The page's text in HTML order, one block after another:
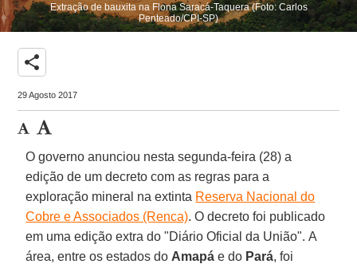
Extração de bauxita na Flona Saracá-Taquera (Foto: Carlos
Penteado/CPI-SP)
share
29 Agosto 2017
O governo anunciou nesta segunda-feira (28) a
edição de um decreto com as regras para a
exploração mineral na extinta Reserva Nacional do
Cobre e Associados (Renca). O decreto foi publicado
em uma edição extra do "Diário Oficial da União". A
área, entre os estados do Amapá e do Pará, foi